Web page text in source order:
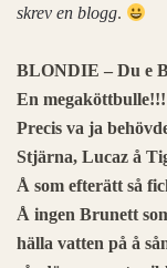
skrev en blogg.
BLONDIE – Du e
En megaköttbulle!!!
Precis va ja
Stjärna, Lucaz å
Å som efterätt så
Å ingen Brunett
hälla vatten på å